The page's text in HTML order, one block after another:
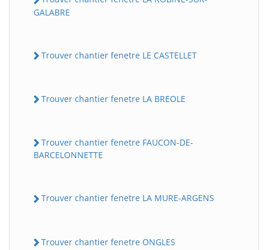
GALABRE
Trouver chantier fenetre LE CASTELLET
Trouver chantier fenetre LA BREOLE
Trouver chantier fenetre FAUCON-DE-
BARCELONNETTE
Trouver chantier fenetre LA MURE-ARGENS
Trouver chantier fenetre ONGLES